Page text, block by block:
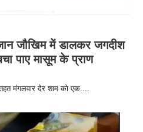
जौखिम में डालकर जगदीश
पाए मासूम के प्राण
मंगलवार देर शाम को एक....